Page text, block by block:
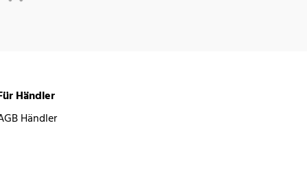
Händler
Händler